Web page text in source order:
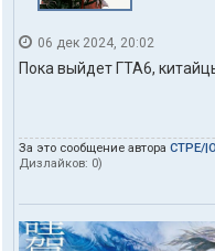
06 дек 2024, 20:02
Пока выйдет ГТА6,
За это сообщение автора CTPE/
Дизлайков: 0)